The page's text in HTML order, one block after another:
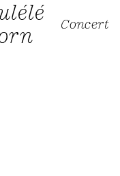
Concert